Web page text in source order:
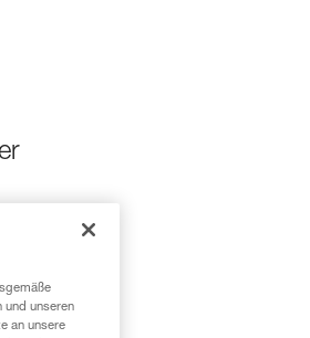
und unseren
an unsere